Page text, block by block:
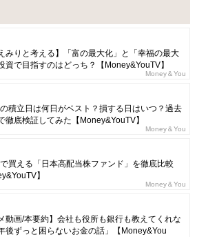
みりと考える】「富の最大化」と「幸福の最大
資で目指すのはどっち？【Money&YouTV】
Money＆You
積立日は何日がベスト？損する日はいつ？過去
徹底検証してみた【Money&YouTV】
Money＆You
買える「日本高配当株ファンド」を徹底比較
】
Money＆You
動画/本要約】会社も役所も銀行も教えてくれな
後ずっと困らないお金の話」【Money&You